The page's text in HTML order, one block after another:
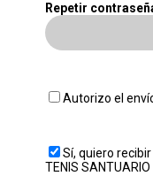
Repetir
Autorizo el
Sí, quiero
TENIS